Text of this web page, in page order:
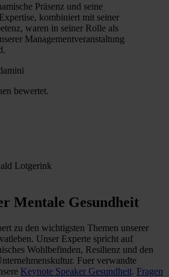
Präsenz und seine
kombiniert mit seiner
waren in seiner Rolle als
Managementveranstaltung
bewertet.
Lotgerink
Mentale Gesundheit
zu den wichtigsten Themen unserer
Unser Experte spricht auf
Wohlbefinden, Resilienz und den
Fuer verwandte
Keynote Speaker Gesundheit. Fragen